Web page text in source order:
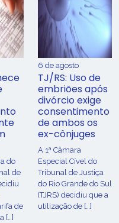
do
de
de
[…]
6 de agosto
TJ/RS: Uso de
embriões após
divórcio exige
consentimento
de ambos os
ex-cônjuges
A 1ª Câmara
Especial Cível do
Tribunal de Justiça
do Rio Grande do Sul
(TJRS) decidiu que a
utilização de […]